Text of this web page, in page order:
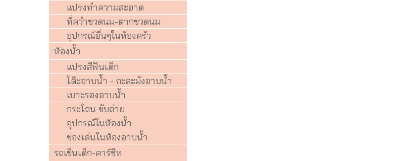
แปรงทำความสะอาด
ที่คว่ำขวดนม-ตากขวดนม
อุปกรณ์อื่นๆในห้องครัว
ห้องน้ำ
แปรงสีฟันเด็ก
โต๊ะอาบน้ำ - กะละมังอาบน้ำ
เบาะรองอาบน้ำ
กระโถน ขับถ่าย
อุปกรณ์ในห้องน้ำ
ของเล่นในห้องอาบน้ำ
รถเข็นเด็ก-คาร์ซีท